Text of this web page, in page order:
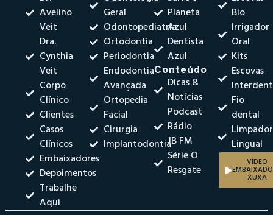
Avelino
Veit
Dra.
Cynthia
Veit
Corpo
Clínico
Clientes
Casos
Clínicos
Embaixadores
Depoimentos
Trabalhe
Aqui
Geral
Odontopediatria
Ortodontia
Periodontia
Endodontia
Avançada
Ortopedia
Facial
Cirurgia
Implantodontia
Planeta
Azul
Dentista
Azul
Conteúdo
Dicas &
Notícias
Podcast
Rádio
JB FM
Série O
Resgate
Bio
Irrigador
Oral
Kits
Escovas
Fio
dental
Limpador
Lingual
VÍDEO
XUXA